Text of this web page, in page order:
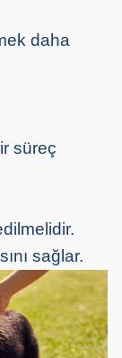
daha
süreç
sağlar.